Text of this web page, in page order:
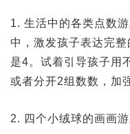
1. 生活中的各类点数
中，激发孩子表达完
是4。试着引导孩子用
或者分开2组数数，加
2. 四个小绒球的画画